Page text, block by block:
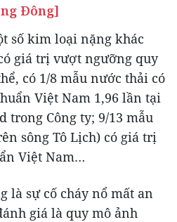
Đông]
số kim loại nặng khác
giá trị vượt ngưỡng quy
có 1/8 mẫu nước thải có
Việt Nam 1,96 lần tại
trong Công ty; 9/13 mẫu
sông Tô Lịch) có giá trị
Việt Nam…
là sự cố cháy nổ mất an
giá là quy mô ảnh